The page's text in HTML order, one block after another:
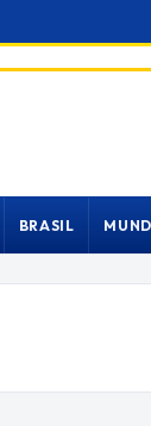
BRASIL